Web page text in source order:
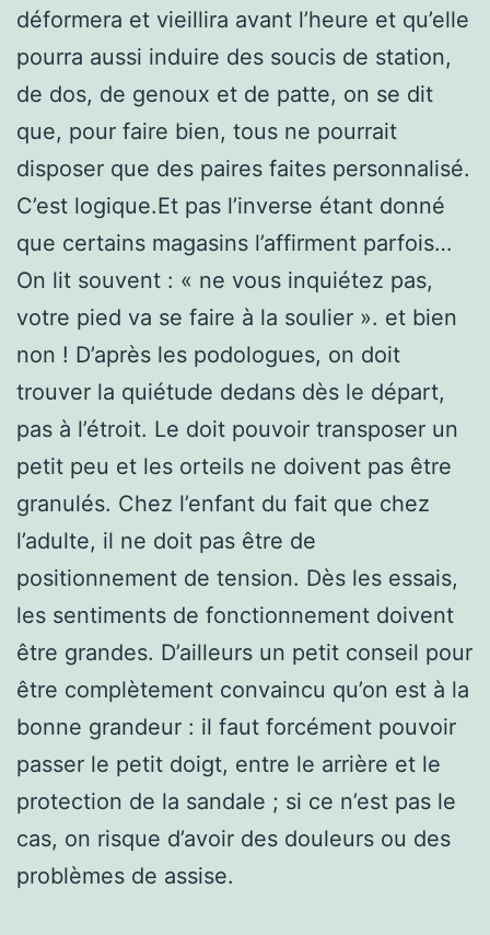
déformera et vieillira avant l’heure et qu’elle
pourra aussi induire des soucis de station,
de dos, de genoux et de patte, on se dit
que, pour faire bien, tous ne pourrait
disposer que des paires faites personnalisé.
C’est logique.Et pas l’inverse étant donné
que certains magasins l’affirment parfois…
On lit souvent : « ne vous inquiétez pas,
votre pied va se faire à la soulier ». et bien
non ! D’après les podologues, on doit
trouver la quiétude dedans dès le départ,
pas à l’étroit. Le doit pouvoir transposer un
petit peu et les orteils ne doivent pas être
granulés. Chez l’enfant du fait que chez
l’adulte, il ne doit pas être de
positionnement de tension. Dès les essais,
les sentiments de fonctionnement doivent
être grandes. D’ailleurs un petit conseil pour
être complètement convaincu qu’on est à la
bonne grandeur : il faut forcément pouvoir
passer le petit doigt, entre le arrière et le
protection de la sandale ; si ce n’est pas le
cas, on risque d’avoir des douleurs ou des
problèmes de assise.